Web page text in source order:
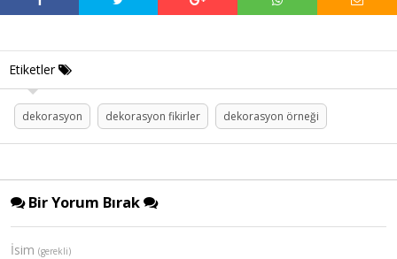
Etiketler
dekorasyon dekorasyon fikirler dekorasyon örneği
Bir Yorum Bırak
İsim (gerekli)